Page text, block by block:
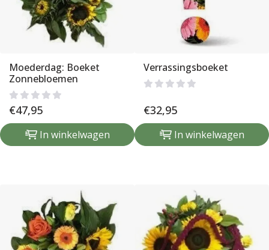
Moederdag: Boeket
Zonnebloemen
€47,95
In winkelwagen
Verrassingsboeket
€32,95
In winkelwagen